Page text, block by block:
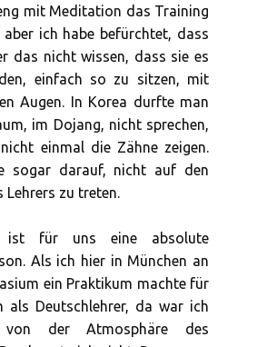
mit Meditation das Training
aber ich habe befürchtet, dass
das nicht wissen, dass sie es
einfach so zu sitzen, mit
Augen. In Korea durfte man
im Dojang, nicht sprechen,
einmal die Zähne zeigen.
sogar darauf, nicht auf den
Lehrers zu treten.
ist für uns eine absolute
Als ich hier in München an
ein Praktikum machte für
als Deutschlehrer, da war ich
von der Atmosphäre des